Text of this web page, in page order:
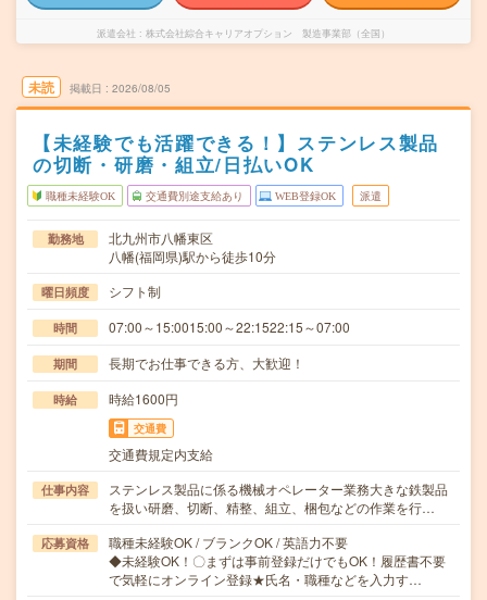
派遣会社 株式会社綜合キャリアオプション 製造事業部（全国）
未読 掲載日 2026/08/05
【未経験でも活躍できる！】ステンレス製品
の切断・研磨・組立/日払いOK
職種未経験OK 交通費別途支給あり WEB登録OK 派遣
勤務地
北九州市八幡東区
八幡(福岡県)駅から徒歩10分
曜日頻度 シフト制
時間 07:00～15:0015:00～22:1522:15～07:00
期間 長期でお仕事できる方、大歓迎！
時給 時給1600円
交通費
交通費規定内支給
仕事内容
ステンレス製品に係る機械オペレーター業務大きな鉄製品
を扱い研磨、切断、精整、組立、梱包などの作業を行…
応募資格
職種未経験OK / ブランクOK / 英語力不要
◆未経験OK！〇まずは事前登録だけでもOK！履歴書不要
で気軽にオンライン登録★氏名・職種などを入力す…